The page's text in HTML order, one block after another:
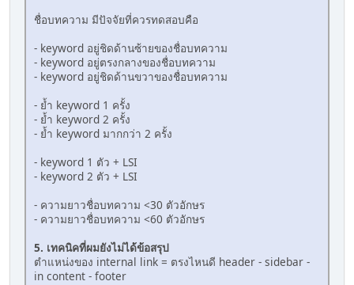
ชื่อบทความ มีปัจจัยที่ควรทดสอบคือ
- keyword อยู่ชิดด้านซ้ายของชื่อบทความ
- keyword อยู่ตรงกลางของชื่อบทความ
- keyword อยู่ชิดด้านขวาของชื่อบทความ
- ย้ำ keyword 1 ครั้ง
- ย้ำ keyword 2 ครั้ง
- ย้ำ keyword มากกว่า 2 ครั้ง
- keyword 1 ตัว + LSI
- keyword 2 ตัว + LSI
- ความยาวชื่อบทความ <30 ตัวอักษร
- ความยาวชื่อบทความ <60 ตัวอักษร
5. เทคนิคที่ผมยังไม่ได้ข้อสรุป
ตำแหน่งของ internal link = ตรงไหนดี header - sidebar -
in content - footer